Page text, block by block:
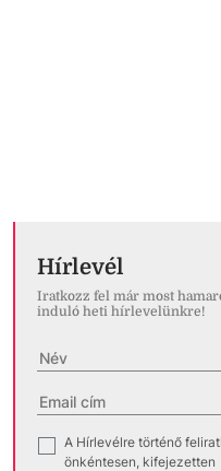
Hírlevél
Iratkozz fel már most
induló heti hírlevelünkre!
✓
A Hírlevélre történő
önkéntesen, kifejezetten